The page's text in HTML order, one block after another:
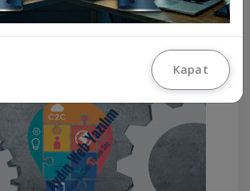
Kapat